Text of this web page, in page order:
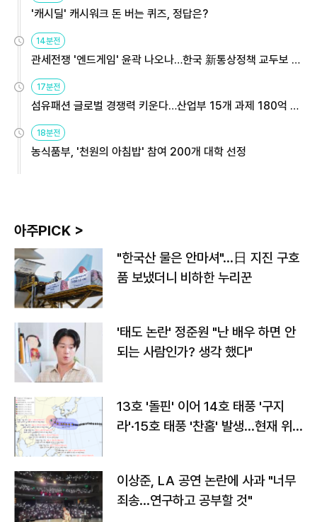
'캐시딜' 캐시워크 돈 버는 퀴즈, 정답은?
14분전
관세전쟁 '엔드게임' 윤곽 나오나…한국 新통상정책 교두보 활
17분전
섬유패션 글로벌 경쟁력 키운다…산업부 15개 과제 180억 지
18분전
농식품부, '천원의 아침밥' 참여 200개 대학 선정
아주PICK >
"한국산 물은 안마셔"…日 지진 구호
품 보냈더니 비하한 누리꾼
'태도 논란' 정준원 "난 배우 하면 안
되는 사람인가? 생각 했다"
13호 '돌핀' 이어 14호 태풍 '구지
라'·15호 태풍 '찬홈' 발생…현재 위
이상준, LA 공연 논란에 사과 "너무
죄송…연구하고 공부할 것"